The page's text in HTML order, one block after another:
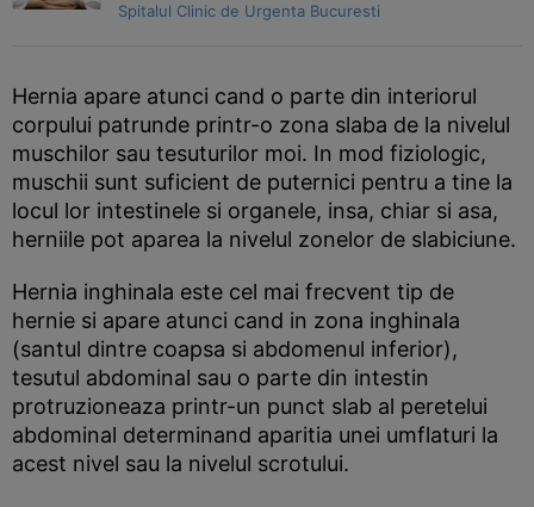
Spitalul Clinic de Urgenta Bucuresti
Hernia apare atunci cand o parte din interiorul
corpului patrunde printr-o zona slaba de la nivelul
muschilor sau tesuturilor moi. In mod fiziologic,
muschii sunt suficient de puternici pentru a tine la
locul lor intestinele si organele, insa, chiar si asa,
herniile pot aparea la nivelul zonelor de slabiciune.
Hernia inghinala este cel mai frecvent tip de
hernie si apare atunci cand in zona inghinala
(santul dintre coapsa si abdomenul inferior),
tesutul abdominal sau o parte din intestin
protruzioneaza printr-un punct slab al peretelui
abdominal determinand aparitia unei umflaturi la
acest nivel sau la nivelul scrotului.